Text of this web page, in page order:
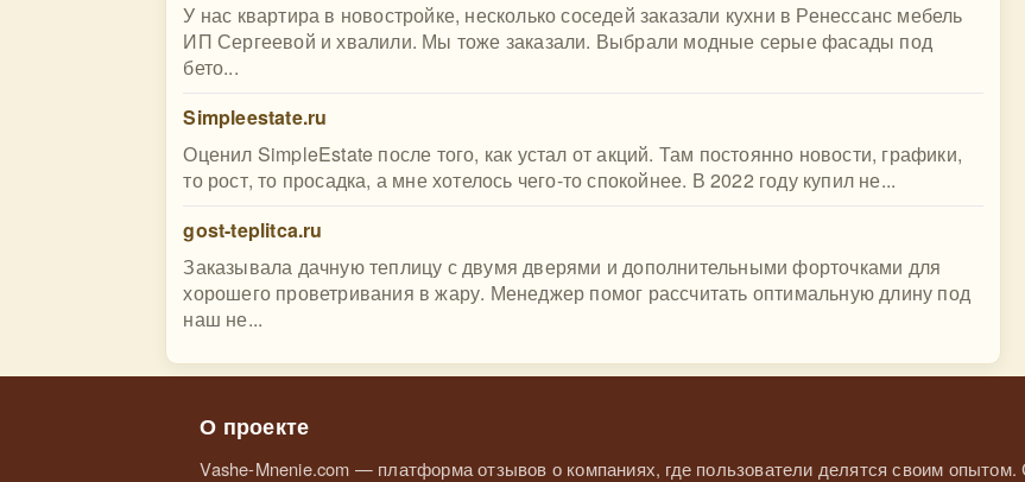
У нас квартира в новостройке, несколько соседей заказали кухни в Ренессанс мебель
ИП Сергеевой и хвалили. Мы тоже заказали. Выбрали модные серые фасады под
бето...
Simpleestate.ru
Оценил SimpleEstate после того, как устал от акций. Там постоянно новости, графики,
то рост, то просадка, а мне хотелось чего-то спокойнее. В 2022 году купил не...
gost-teplitca.ru
Заказывала дачную теплицу с двумя дверями и дополнительными форточками для
хорошего проветривания в жару. Менеджер помог рассчитать оптимальную длину под
наш не...
О проекте
Vashe-Mnenie.com — платформа отзывов о компаниях, где пользователи делятся своим